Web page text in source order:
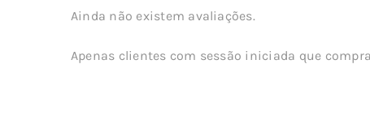
Ainda não existem avaliações.
Apenas clientes com sessão iniciada que